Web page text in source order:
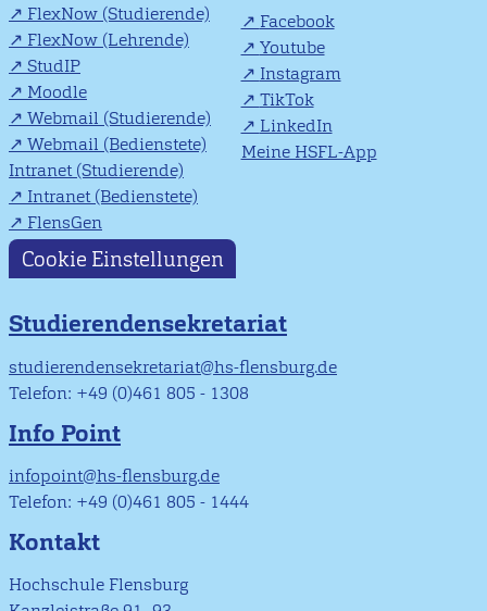
FlexNow (Studierende)
FlexNow (Lehrende)
StudIP
Moodle
Webmail (Studierende)
Webmail (Bedienstete)
Intranet (Studierende)
Intranet (Bedienstete)
FlensGen
Facebook
Youtube
Instagram
TikTok
LinkedIn
Meine HSFL-App
Cookie Einstellungen
Studierendensekretariat
studierendensekretariat@hs-flensburg.de
Telefon: +49 (0)461 805 - 1308
Info Point
infopoint@hs-flensburg.de
Telefon: +49 (0)461 805 - 1444
Kontakt
Hochschule Flensburg